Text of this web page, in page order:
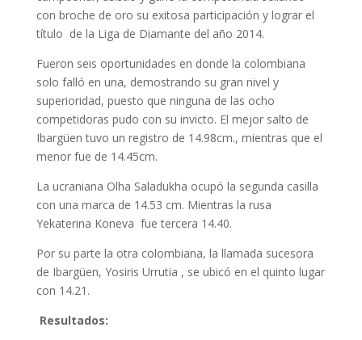
con broche de oro su exitosa participación y lograr el
título de la Liga de Diamante del año 2014.
Fueron seis oportunidades en donde la colombiana
solo falló en una, demostrando su gran nivel y
superioridad, puesto que ninguna de las ocho
competidoras pudo con su invicto. El mejor salto de
Ibargüen tuvo un registro de 14.98cm., mientras que el
menor fue de 14.45cm.
La ucraniana Olha Saladukha ocupó la segunda casilla
con una marca de 14.53 cm. Mientras la rusa
Yekaterina Koneva fue tercera 14.40.
Por su parte la otra colombiana, la llamada sucesora
de Ibargüen, Yosiris Urrutia , se ubicó en el quinto lugar
con 14.21.
Resultados: